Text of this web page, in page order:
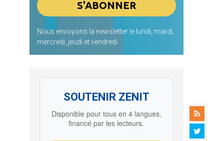
Nous envoyons la newsletter le lundi, mardi,
mercredi, jeudi et vendredi
SOUTENIR ZENIT
Disponible pour tous en 4 langues,
financé par les lecteurs.